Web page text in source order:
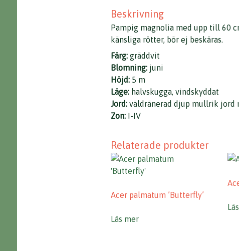
Beskrivning
Pampig magnolia med upp till 60
känsliga rötter, bör ej beskäras.
Färg: gräddvit
Blomning: juni
Höjd: 5 m
Läge: halvskugga, vindskyddat
Jord: väldränerad djup mullrik jord
Zon: I-IV
Relaterade produkter
Acer palmatum ’Butterfly’
Läs mer